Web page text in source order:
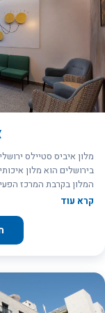
ואטרקציות רבות
משוק מחנה יהודה, השוק
הצבעוניים שבו.
מקוריים רבים של
למשפחות עם ילדים -
ותפריט לילדים, וכן
האירוח של המותג איביס
מלון איביס סטיילס
בירושלים הוא מלון
המלון בקרבת המרכז
נמצא במרחק הליכה
מסוגים שונים
במזרונים האיכותיים
רגועה וטוענת באנרגיה.
קרא עוד